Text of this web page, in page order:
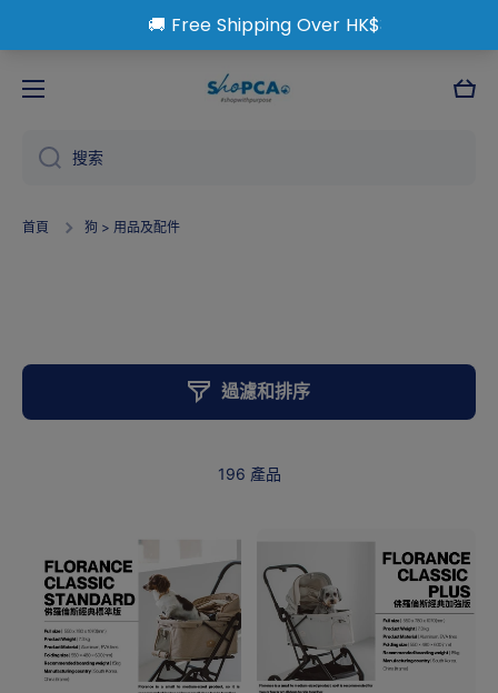
大
車
搜索
首頁 狗 > 用品及配件
過濾和排序
196 產品